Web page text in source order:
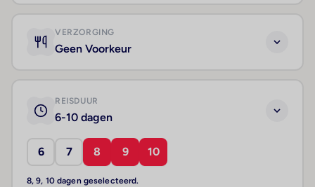
VERZORGING
Geen Voorkeur
REISDUUR
6-10 dagen
6 7 8 9 10
8, 9, 10 dagen geselecteerd.